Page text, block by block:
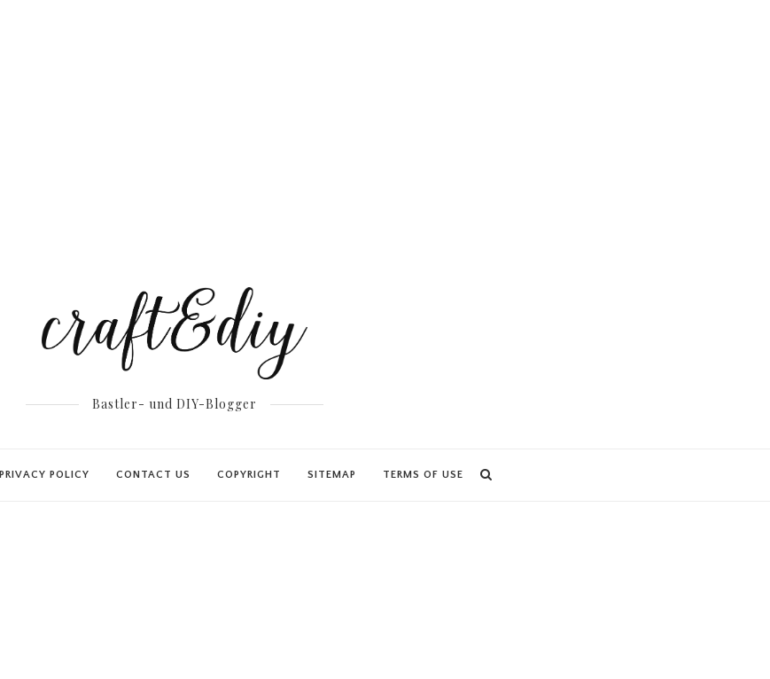
Bastler- und DIY-Blogger
PRIVACY POLICY CONTACT US COPYRIGHT SITEMAP TERMS OF USE